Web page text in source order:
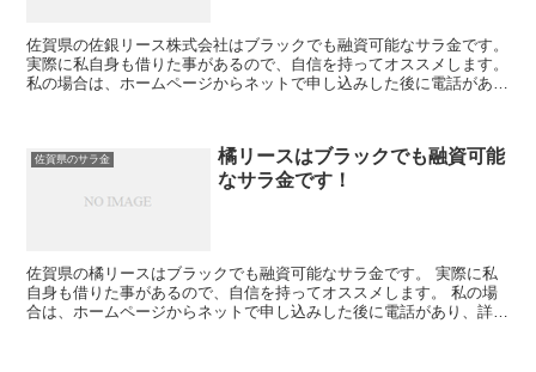
佐賀県の佐銀リース株式会社はブラックでも融資可能なサラ金です。
実際に私自身も借りた事があるので、自信を持ってオススメします。
私の場合は、ホームページからネットで申し込みした後に電話があ
佐賀県のサラ金
橘リースはブラックでも融資可能
なサラ金です！
佐賀県の橘リースはブラックでも融資可能なサラ金です。 実際に私
自身も借りた事があるので、自信を持ってオススメします。 私の場
合は、ホームページからネットで申し込みした後に電話があり、詳細